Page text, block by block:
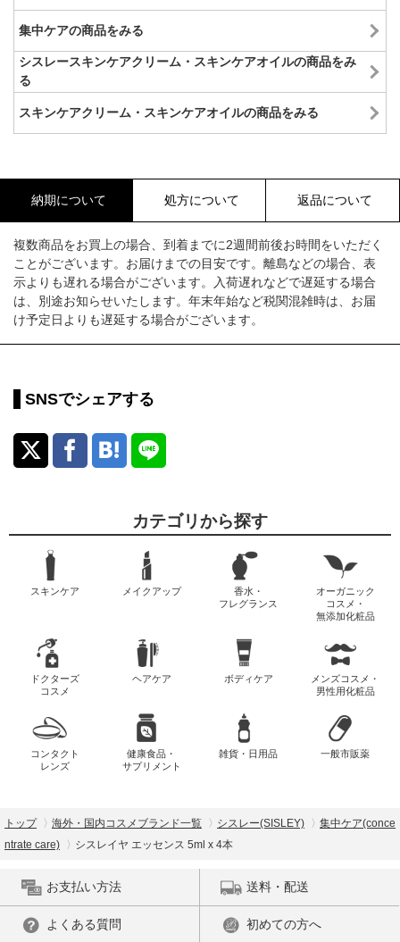
集中ケアの商品をみる
シスレースキンケアクリーム・スキンケアオイルの商品をみ
る
スキンケアクリーム・スキンケアオイルの商品をみる
納期について 処方について 返品について
複数商品をお買上の場合、到着までに2週間前後お時間をいただく
ことがございます。お届けまでの目安です。離島などの場合、表
示よりも遅れる場合がございます。入荷遅れなどで遅延する場合
は、別途お知らせいたします。年末年始など税関混雑時は、お届
け予定日よりも遅延する場合がございます。
SNSでシェアする
カテゴリから探す
スキンケア メイクアップ
香水・
フレグランス
オーガニック
コスメ・
無添加化粧品
ドクターズ
コスメ
ヘアケア ボディケア
メンズコスメ・
男性用化粧品
コンタクト
レンズ
健康食品・
サプリメント
雑貨・日用品 一般市販薬
トップ 海外・国内コスメブランド一覧 シスレー(SISLEY)
集中ケア(conce
ntrate care)
シスレイヤ エッセンス 5ml x 4本
お支払い方法 送料・配送
よくある質問 初めての方へ